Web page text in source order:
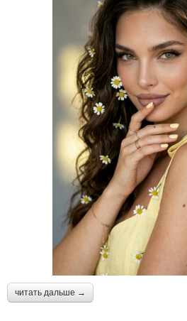
читать дальше →